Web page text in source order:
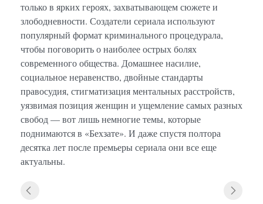
только в ярких героях, захватывающем сюжете и
злободневности. Создатели сериала используют
популярный формат криминального процедурала,
чтобы поговорить о наиболее острых болях
современного общества. Домашнее насилие,
социальное неравенство, двойные стандарты
правосудия, стигматизация ментальных расстройств,
уязвимая позиция женщин и ущемление самых разных
свобод — вот лишь немногие темы, которые
поднимаются в «Бехзате». И даже спустя полтора
десятка лет после премьеры сериала они все еще
актуальны.